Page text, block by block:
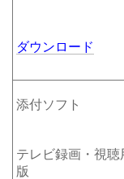
ダウンロード
添付ソフト
テレビ録画・視
版